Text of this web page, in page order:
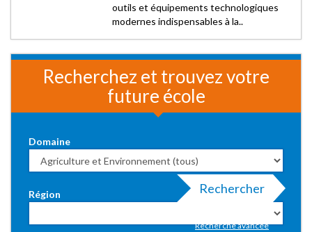
outils et équipements technologiques
modernes indispensables à la..
Recherchez et trouvez votre
future école
Domaine
Région Rechercher
Recherche avancée